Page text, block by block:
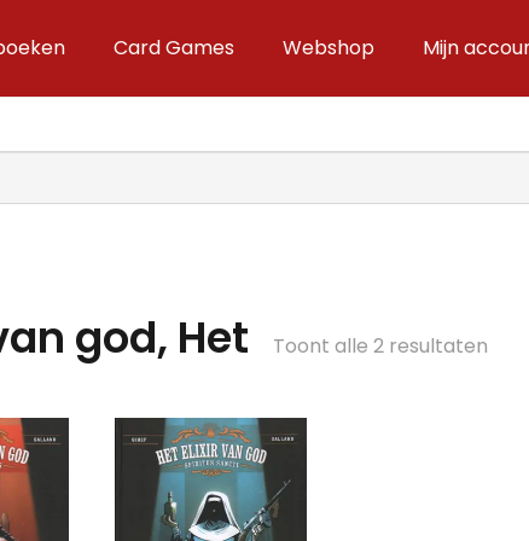
Card Games Webshop Mijn
god, Het Toont alle 2 resultaten